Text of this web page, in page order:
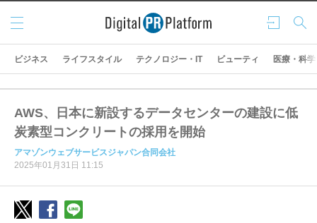
ログ
イン
検索
メニ
ュー
ビジネス ライフスタイル テクノロジー・IT ビューティ 医療・科学
AWS、日本に新設するデータセンターの建設に低
炭素型コンクリートの採用を開始
アマゾンウェブサービスジャパン合同会社
2025年01月31日 11:15